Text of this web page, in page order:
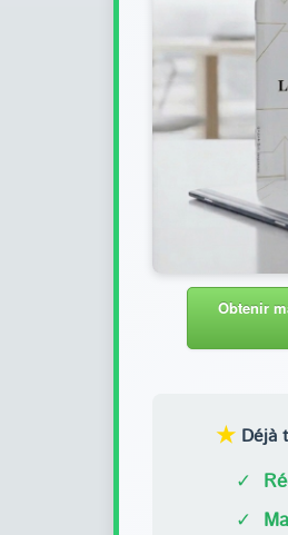
Obtenir
★ Déjà
✓
✓